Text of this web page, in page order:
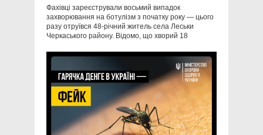
Фахівці зареєстрували восьмий випадок
захворювання на ботулізм з початку року — цього
разу отруївся 48-річний житель села Леськи
Черкаського району. Відомо, що хворий 18